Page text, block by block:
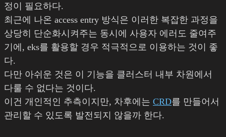
정이 필요하다.
최근에 나온 access entry 방식은 이러한 복잡한 과정을
상당히 단순화시켜주는 동시에 사용자 에러도 줄여주
기에, eks를 활용할 경우 적극적으로 이용하는 것이 좋
다.
다만 아쉬운 것은 이 기능을 클러스터 내부 차원에서
다룰 수 없다는 것이다.
이건 개인적인 추측이지만, 차후에는 CRD를 만들어서
관리할 수 있도록 발전되지 않을까 한다.